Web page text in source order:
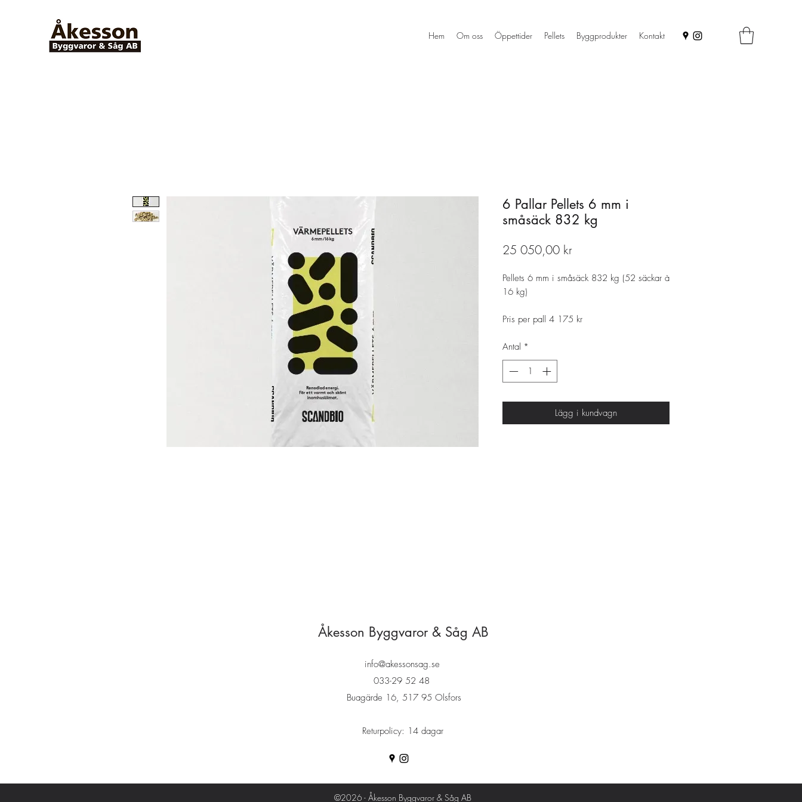
Hem Om oss Öppettider Pellets Byggprodukter Kontakt
6 Pallar Pellets 6 mm i
småsäck 832 kg
25 050,00 krPris
Pellets 6 mm i småsäck 832 kg (52 säckar à
16 kg)
Pris per pall 4 175 kr
Antal *
Lägg i kundvagn
Åkesson Byggvaror & Såg AB
info@akessonsag.se
033-29 52 48
Buagärde 16, 517 95 Olsfors
Returpolicy: 14 dagar
©2026 - Åkesson Byggvaror & Såg AB